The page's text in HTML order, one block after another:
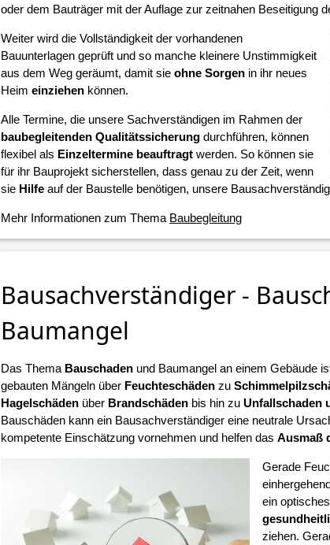
oder dem Bauträger mit der Auflage zur zeitnahen Beseitigung
Weiter wird die Vollständigkeit der vorhandenen
Bauunterlagen geprüft und so manche kleinere Unstimmigkeit
aus dem Weg geräumt, damit sie ohne Sorgenin ihr neues
Heim einziehenkönnen.
Alle Termine, die unsere Sachverständigen im Rahmen der
baubegleitenden Qualitätssicherungdurchführen, können
flexibel als Einzeltermine beauftragtwerden. So können sie
für ihr Bauprojekt sicherstellen, dass genau zu der Zeit, wenn
sie Hilfeauf der Baustelle benötigen, unsere
Mehr Informationen zum Thema Baubegleitung
Bausachverständiger -
Baumangel
Das Thema Bauschadenund Baumangel an einem Gebäude
gebauten Mängeln über Feuchteschädenzu
Hagelschädenüber Brandschädenbis hin zu Unfallschaden
Bauschäden kann ein Bausachverständiger eine neutrale
kompetente Einschätzung vornehmen und helfen das Ausmaß
Gerade
ein
ziehen.